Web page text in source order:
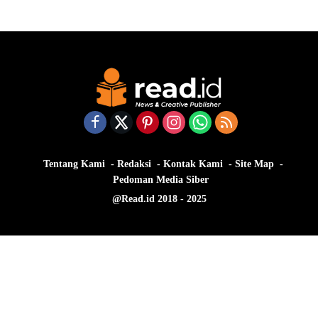
Tentang Kami Redaksi Kontak Kami
Site Map
Pedoman Media Siber
@Read.id 2018 - 2025